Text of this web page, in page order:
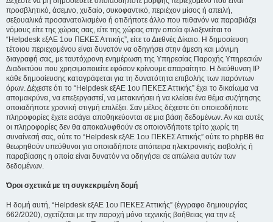
προσβλητικό, άσεμνο, χυδαίο, συκοφαντικό, περιέχον μίσος ή απειλή,
σεξουαλικά προσανατολισμένο ή οτιδήποτε άλλο που πιθανόν να παραβιάζει
νόμους είτε της χώρας σας, είτε της χώρας στην οποία φιλοξενείται το
“Helpdesk εξΑΕ 1ου ΠΕΚΕΣ Αττικής”, είτε το Διεθνές Δίκαιο. Η δημοσίευση
τέτοιου περιεχομένου είναι δυνατόν να οδηγήσει στην άμεση και μόνιμη
διαγραφή σας, με ταυτόχρονη ενημέρωση της Υπηρεσίας Παροχής Υπηρεσιών
Διαδικτύου που χρησιμοποιείτε εφόσον κρίνουμε απαραίτητο. Η διεύθυνση IP
κάθε δημοσίευσης καταγράφεται για τη δυνατότητα επιβολής των παρόντων
όρων. Δέχεστε ότι το “Helpdesk εξΑΕ 1ου ΠΕΚΕΣ Αττικής” έχει το δικαίωμα να
απομακρύνει, να επεξεργαστεί, να μετακινήσει ή να κλείσει ένα θέμα συζήτησης
οποιαδήποτε χρονική στιγμή επιλέξει. Σαν μέλος δέχεστε ότι οποιεσδήποτε
πληροφορίες έχετε εισάγει αποθηκεύονται σε μια βάση δεδομένων. Αν και αυτές
οι πληροφορίες δεν θα αποκαλυφθούν σε οποιονδήποτε τρίτο χωρίς τη
συναίνεσή σας, ούτε το “Helpdesk εξΑΕ 1ου ΠΕΚΕΣ Αττικής” ούτε το phpBB θα
θεωρηθούν υπεύθυνοι για οποιαδήποτε απόπειρα ηλεκτρονικής εισβολής ή
παραβίασης η οποία είναι δυνατόν να οδηγήσει σε απώλεια αυτών των
δεδομένων.
Όροι σχετικά με τη συγκεκριμένη δομή
Η δομή αυτή, “Helpdesk εξΑΕ 1ου ΠΕΚΕΣ Αττικής” (έγγραφο δημιουργίας
662/2020), σχετίζεται με την παροχή μόνο τεχνικής βοήθειας για την εξ